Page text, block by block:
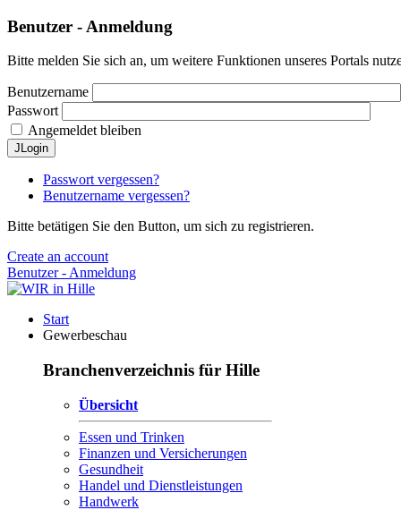
Benutzer - Anmeldung
Bitte melden Sie sich an, um weitere Funktionen unseres Portals
Benutzername
Passwort
Angemeldet bleiben
JLogin
Passwort vergessen?
Benutzername vergessen?
Bitte betätigen Sie den Button, um sich zu registrieren.
Create an account
Benutzer - Anmeldung
Start
Gewerbeschau
Branchenverzeichnis für Hille
Übersicht
Essen und Trinken
Finanzen und Versicherungen
Gesundheit
Handel und Dienstleistungen
Handwerk